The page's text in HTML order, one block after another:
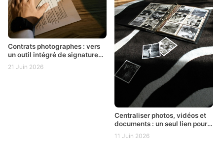
Contrats photographes : vers
un outil intégré de signature
électronique
21 Juin 2026
Centraliser photos, vidéos et
documents : un seul lien pour
tout un événement
11 Juin 2026